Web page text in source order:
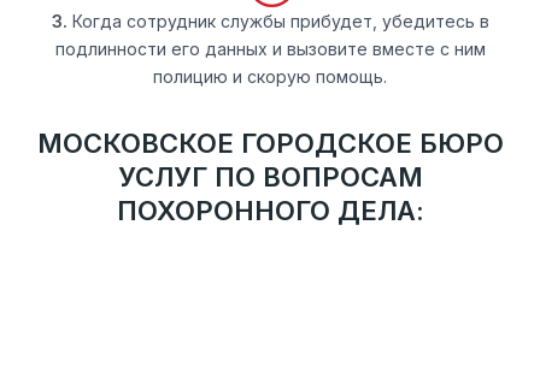
3. Когда сотрудник службы прибудет, убедитесь в
подлинности его данных и вызовите вместе с ним
полицию и скорую помощь.
МОСКОВСКОЕ ГОРОДСКОЕ БЮРО
УСЛУГ ПО ВОПРОСАМ
ПОХОРОННОГО ДЕЛА: